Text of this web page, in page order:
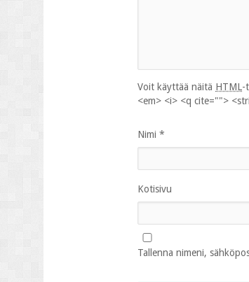
Voit käyttää näitä HTML-
<em> <i> <q cite="">
Nimi *
Kotisivu
Tallenna nimeni,